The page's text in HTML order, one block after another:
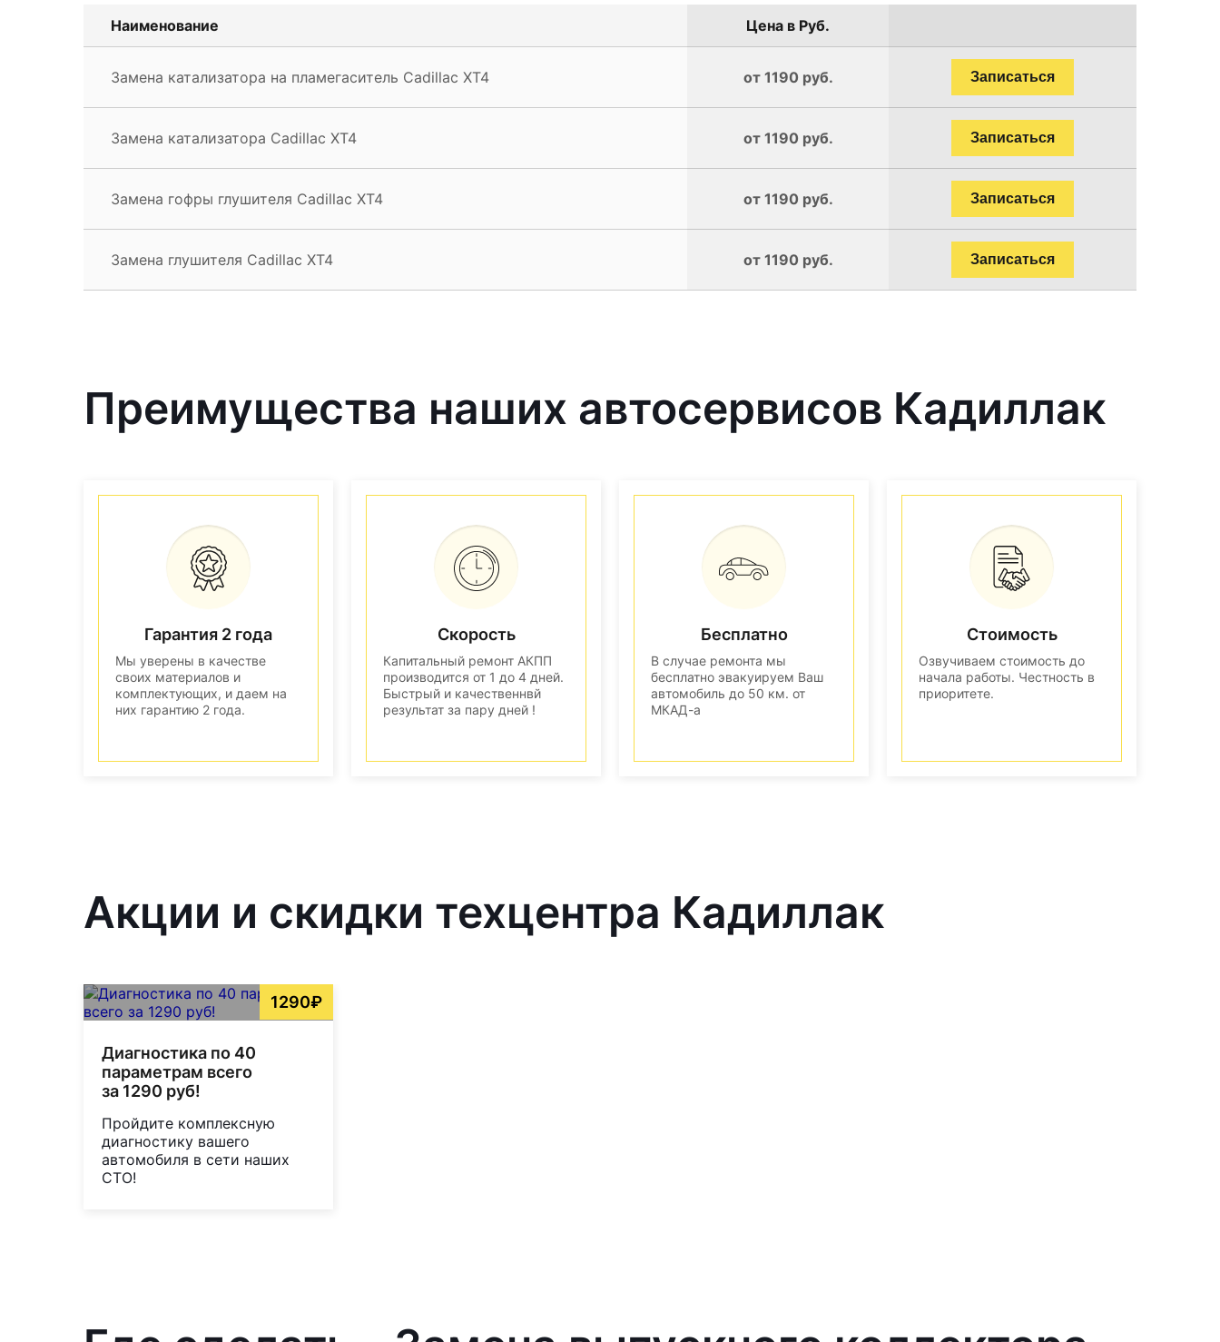
Наименование Цена в Руб.
Замена катализатора на пламегаситель Cadillac XT4 от 1190 руб. Записаться
Замена катализатора Cadillac XT4 от 1190 руб. Записаться
Замена гофры глушителя Cadillac XT4 от 1190 руб. Записаться
Замена глушителя Cadillac XT4 от 1190 руб. Записаться
Преимущества наших автосервисов Кадиллак
Гарантия 2 года
Мы уверены в качестве
своих материалов и
комплектующих, и даем на
них гарантию 2 года.
Скорость
Капитальный ремонт АКПП
производится от 1 до 4 дней.
Быстрый и качественнвй
результат за пару дней !
Бесплатно
В случае ремонта мы
бесплатно эвакуируем Ваш
автомобиль до 50 км. от
МКАД-а
Стоимость
Озвучиваем стоимость до
начала работы. Честность в
приоритете.
Акции и скидки техцентра Кадиллак
1290₽
Диагностика по 40
параметрам всего
за 1290 руб!
Пройдите комплексную
диагностику вашего
автомобиля в сети наших
СТО!